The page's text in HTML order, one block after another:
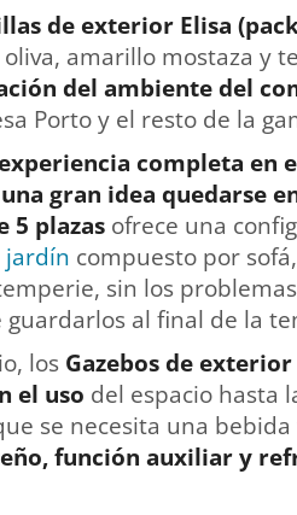
de exterior Elisa
amarillo mostaza y
del ambiente del
Porto y el resto de la
completa en
gran idea quedarse
5 plazas ofrece una
jardín compuesto por
sin los
al final de la
los Gazebos de
el uso del espacio hasta
se necesita una bebida
función auxiliar y